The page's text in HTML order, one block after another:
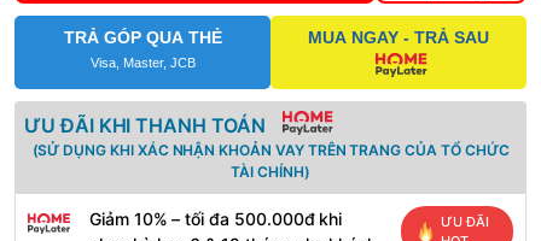
TRẢ GÓP QUA THẺ
Visa, Master, JCB
MUA NGAY - TRẢ SAU
ƯU ĐÃI KHI THANH TOÁN
(SỬ DỤNG KHI XÁC NHẬN KHOẢN VAY TRÊN TRANG CỦA TỔ CHỨC
TÀI CHÍNH)
Giảm 10% – tối đa 500.000đ khi
ƯU ĐÃI